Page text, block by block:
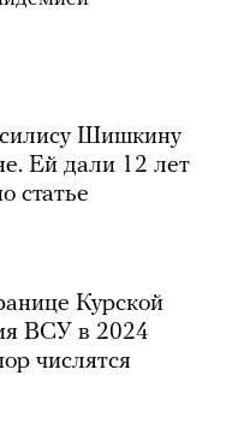
Шишкину
Ей дали 12 лет
статье
Курской
ВСУ в 2024
числятся